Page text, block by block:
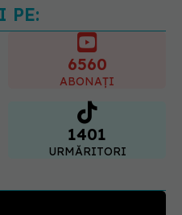
PE:
6560
ABONAȚI
1401
URMĂRITORI